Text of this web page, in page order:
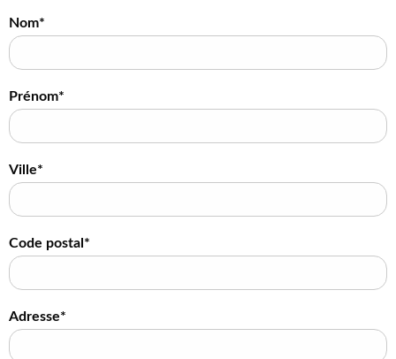
Nom*
Prénom*
Ville*
Code postal*
Adresse*